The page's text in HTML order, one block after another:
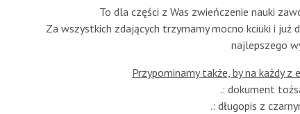
To dla części z Was zwieńczenie nauki
Za wszystkich zdających trzymamy mocno kciuki i już
najlepszego
Przypominamy także, by na każdy z
.: dokument
.: długopis z